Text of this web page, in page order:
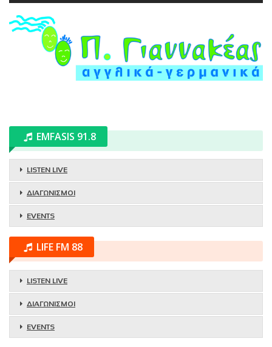
EMFASIS 91.8
LISTEN LIVE
ΔΙΑΓΩΝΙΣΜΟΙ
EVENTS
LIFE FM 88
LISTEN LIVE
ΔΙΑΓΩΝΙΣΜΟΙ
EVENTS